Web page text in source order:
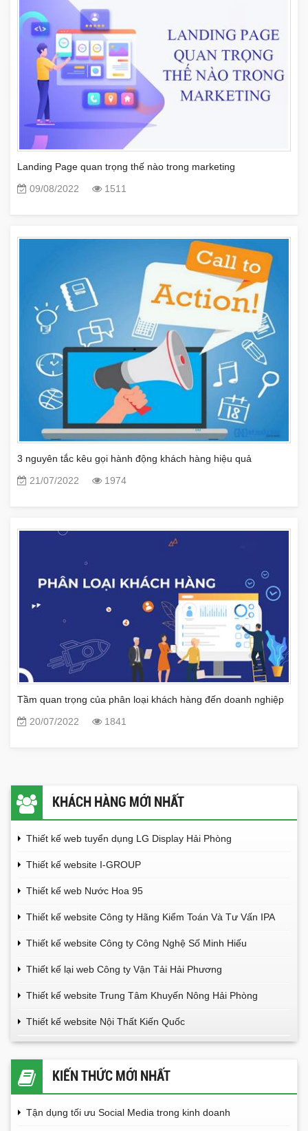
Landing Page quan trọng thế nào trong marketing
09/08/2022
1511
3 nguyên tắc kêu gọi hành động khách hàng hiệu quả
21/07/2022
1974
Tầm quan trọng của phân loại khách hàng đến doanh nghiệp
20/07/2022
1841
KHÁCH HÀNG MỚI NHẤT
Thiết kế web tuyển dụng LG Display Hải Phòng
Thiết kế website I-GROUP
Thiết kế web Nước Hoa 95
Thiết kế website Công ty Hãng Kiểm Toán Và Tư Vấn IPA
Thiết kế website Công ty Công Nghệ Số Minh Hiếu
Thiết kế lại web Công ty Vận Tải Hải Phương
Thiết kế website Trung Tâm Khuyến Nông Hải Phòng
Thiết kế website Nội Thất Kiến Quốc
KIẾN THỨC MỚI NHẤT
Tận dụng tối ưu Social Media trong kinh doanh